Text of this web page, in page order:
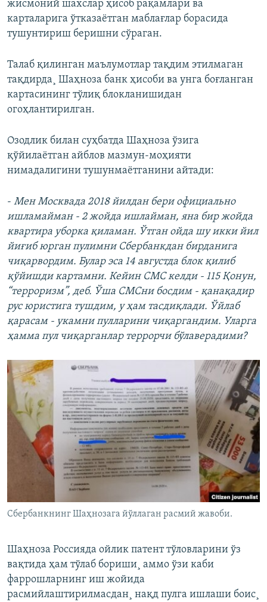
жисмоний шахслар ҳисоб рақамлари ва
карталарига ўтказаётган маблағлар борасида
тушунтириш беришни сўраган.
Талаб қилинган маълумотлар тақдим этилмаган
тақдирда¸ Шаҳноза банк ҳисоби ва унга боғланган
картасининг тўлиқ блокланишидан
огоҳлантирилган.
Озодлик билан суҳбатда Шаҳноза ўзига
қўйилаётган айблов мазмун-моҳияти
нимадалигини тушунмаётганини айтади:
- Мен Москвада 2018 йилдан бери официально
ишламайман - 2 жойда ишлайман, яна бир жойда
квартира уборка қиламан. Ўтган ойда шу икки йил
йиғиб юрган пулимни Сбербанкдан бирданига
чиқарвордим. Булар эса 14 августда блок қилиб
қўйишди картамни. Кейин СМС келди - 115 Қонун,
“терроризм”, деб. Ўша СМСни босдим - қанақадир
рус юристига тушдим, у ҳам тасдиқлади. Ўйлаб
қарасам - укамни пулларини чиқаргандим. Уларга
ҳамма пул чиқарганлар террорчи бўлаверадими?
Сбербанкнинг Шаҳнозага йўллаган расмий жавоби.
Шаҳноза Россияда ойлик патент тўловларини ўз
вақтида ҳам тўлаб бориши¸ аммо ўзи каби
фаррошларнинг иш жойида
расмийлаштирилмасдан¸ нақд пулга ишлаши боис¸